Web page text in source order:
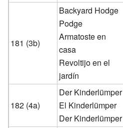
181 (3b)
Backyard Hodge
Podge
Armatoste en
casa
Revoltijo en el
jardín
182 (4a)
Der Kinderlümper
El Kinderlümper
Der Kinderlümper